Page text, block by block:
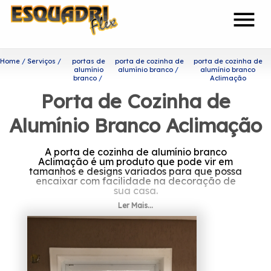
menu
Home Serviços
portas de
alumínio
branco
porta de cozinha de
alumínio branco
porta de cozinha de
alumínio branco
Aclimação
Porta de Cozinha de
Alumínio Branco Aclimação
A porta de cozinha de alumínio branco
Aclimação é um produto que pode vir em
tamanhos e designs variados para que possa
encaixar com facilidade na decoração de
sua casa.
Descubra mais sobre porta de
Aclimação
A Esquadriflex é capaz de garantir o melhor
Ler Mais...